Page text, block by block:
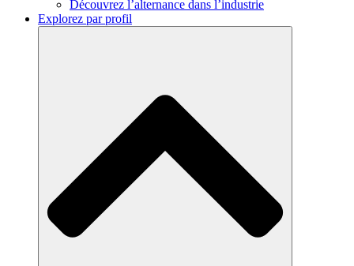
Découvrez l’alternance dans l’industrie
Explorez par profil